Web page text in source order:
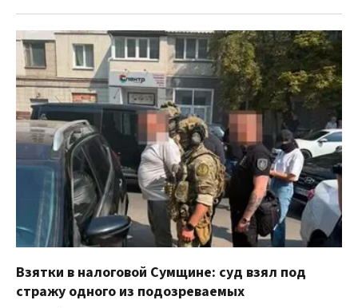
Взятки в налоговой Сумщине: суд взял под
стражу одного из подозреваемых